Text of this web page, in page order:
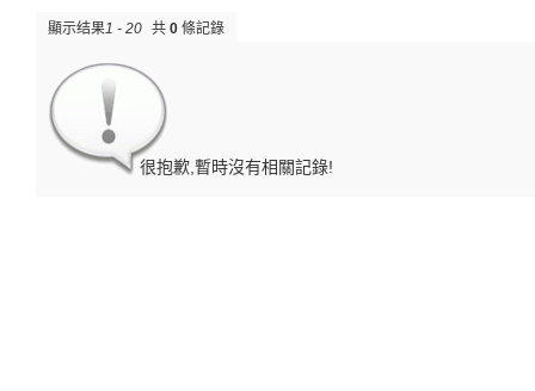
顯示结果1 - 20 共 0 條記錄
很抱歉,暫時沒有相關記錄!